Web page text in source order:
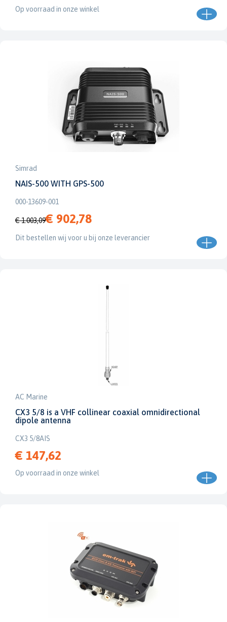
Op voorraad in onze winkel
Simrad
NAIS-500 WITH GPS-500
000-13609-001
€ 1.003,09€ 902,78
Dit bestellen wij voor u bij onze leverancier
AC Marine
CX3 5/8 is a VHF collinear coaxial omnidirectional
dipole antenna
CX3 5/8AIS
€ 147,62
Op voorraad in onze winkel